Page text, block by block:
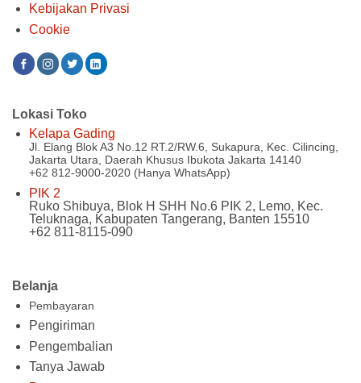
Kebijakan Privasi
Cookie
Belanja
Pembayaran
Pengiriman
Pengembalian
Tanya Jawab
Lokasi Toko
Kelapa Gading
Jl. Elang Blok A3 No.12 RT.2/RW.6, Sukapura, Kec. Cilincing,
Jakarta Utara, Daerah Khusus Ibukota Jakarta 14140
+62 812-9000-2020 (Hanya WhatsApp)
PIK 2
Ruko Shibuya, Blok H SHH No.6 PIK 2, Lemo, Kec.
Teluknaga, Kabupaten Tangerang, Banten 15510
+62 811-8115-090